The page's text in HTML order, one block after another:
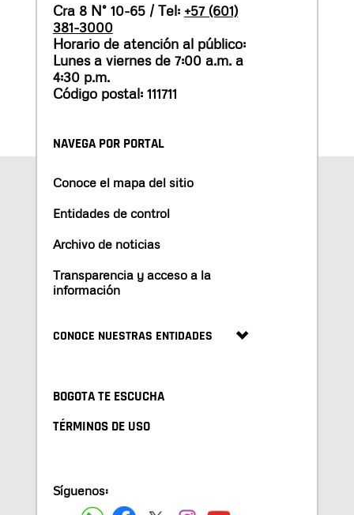
Cra 8 N° 10-65 / Tel: +57 (601)
381-3000
Horario de atención al público:
Lunes a viernes de 7:00 a.m. a
4:30 p.m.
Código postal: 111711
NAVEGA POR PORTAL
Conoce el mapa del sitio
Entidades de control
Archivo de noticias
Transparencia y acceso a la
información
CONOCE NUESTRAS ENTIDADES
BOGOTA TE ESCUCHA
TÉRMINOS DE USO
Síguenos: